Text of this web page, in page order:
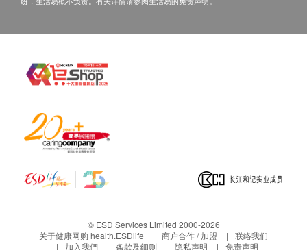
© ESD Services Limited 2000-2026
关于健康网购 health.ESDlife
商户合作 / 加盟
联络我们
加入我們
条款及细则 隐私声明 免责声明